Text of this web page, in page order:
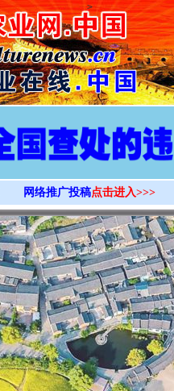
>
网络推广投稿点击进入>>>